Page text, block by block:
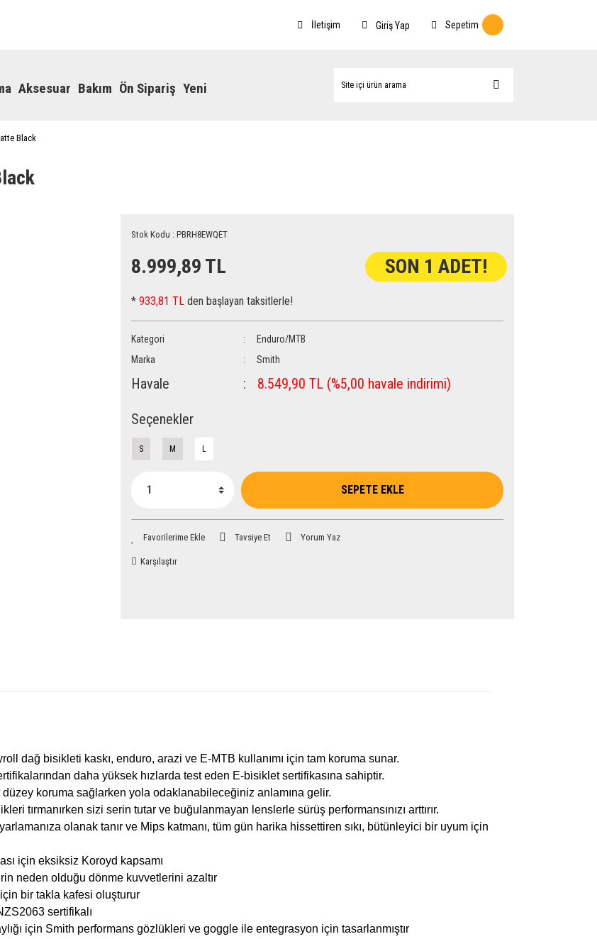
İletişim Giriş Yap Sepetim
Aksesuar Bakım Ön Sipariş Yeni
Black
Stok Kodu : PBRH8EWQET
8.999,89 TL SON 1 ADET!
* 933,81 TL den başlayan taksitlerle!
Kategori
Enduro/MTB
Marka
Smith
Havale 8.549,90 TL (%5,00 havale indirimi)
Seçenekler
S M L
SEPETE EKLE
Tavsiye Et Yorum Yaz
Karşılaştır
dağ bisikleti kaskı, enduro, arazi ve E-MTB kullanımı için tam koruma sunar.
daha yüksek hızlarda test eden E-bisiklet sertifikasına sahiptir.
koruma sağlarken yola odaklanabileceğiniz anlamına gelir.
tırmanırken sizi serin tutar ve buğulanmayan lenslerle sürüş performansınızı arttırır.
olanak tanır ve Mips katmanı, tüm gün harika hissettiren sıkı, bütünleyici bir uyum için
için eksiksiz Koroyd kapsamı
neden olduğu dönme kuvvetlerini azaltır
bir takla kafesi oluşturur
sertifikalı
için Smith performans gözlükleri ve goggle ile entegrasyon için tasarlanmıştır